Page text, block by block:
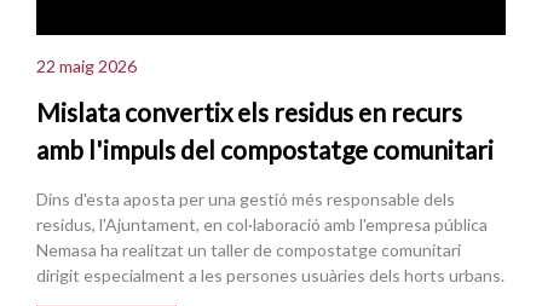
22 maig 2026
Mislata convertix els residus en recurs
amb l'impuls del compostatge comunitari
Dins d'esta aposta per una gestió més responsable dels
residus, l'Ajuntament, en col·laboració amb l'empresa pública
Nemasa ha realitzat un taller de compostatge comunitari
dirigit especialment a les persones usuàries dels horts urbans.